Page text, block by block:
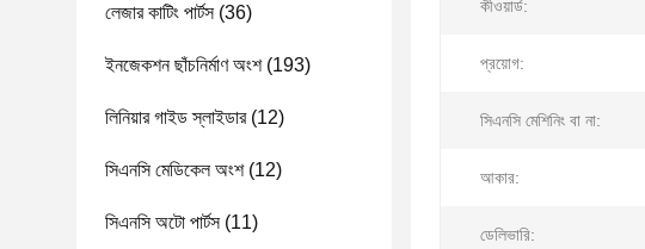
লেজার কাটিং পার্টস(36)
ইনজেকশন ছাঁচনির্মাণ অংশ(193)
লিনিয়ার গাইড স্লাইডার(12)
সিএনসি মেডিকেল অংশ(12)
সিএনসি অটো পার্টস(11)
কীওয়ার্ড:
প্রয়োগ:
সিএনসি মেশিনিং বা না:
আকার:
ডেলিভারি: